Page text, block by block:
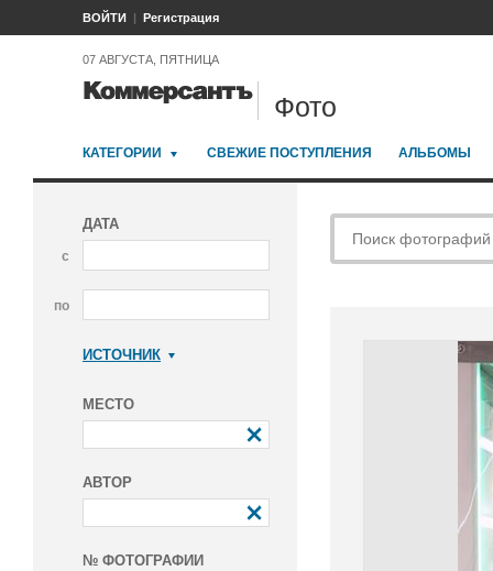
ВОЙТИ Регистрация
07 АВГУСТА, ПЯТНИЦА
Фото
КАТЕГОРИИ СВЕЖИЕ ПОСТУПЛЕНИЯ АЛЬБОМЫ
ДАТА
с
по
ИСТОЧНИК
МЕСТО
АВТОР
№ ФОТОГРАФИИ